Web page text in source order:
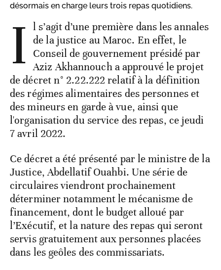
désormais en charge leurs trois repas quotidiens.
I l s’agit d’une première dans les annales
de la justice au Maroc. En effet, le
Conseil de gouvernement présidé par
Aziz Akhannouch a approuvé le projet
de décret n° 2.22.222 relatif à la définition
des régimes alimentaires des personnes et
des mineurs en garde à vue, ainsi que
l'organisation du service des repas, ce jeudi
7 avril 2022.
Ce décret a été présenté par le ministre de la
Justice, Abdellatif Ouahbi. Une série de
circulaires viendront prochainement
déterminer notamment le mécanisme de
financement, dont le budget alloué par
l’Exécutif, et la nature des repas qui seront
servis gratuitement aux personnes placées
dans les geôles des commissariats.